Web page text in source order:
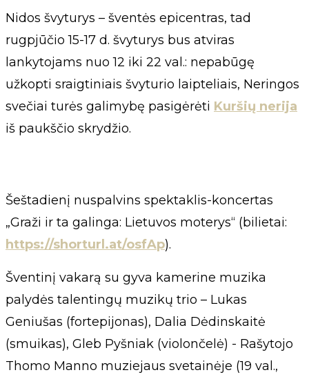
Nidos švyturys – šventės epicentras, tad
rugpjūčio 15-17 d. švyturys bus atviras
lankytojams nuo 12 iki 22 val.: nepabūgę
užkopti sraigtiniais švyturio laipteliais, Neringos
svečiai turės galimybę pasigėrėti Kuršių nerija
iš paukščio skrydžio.
Šeštadienį nuspalvins spektaklis-koncertas
„Graži ir ta galinga: Lietuvos moterys“ (bilietai:
https://shorturl.at/osfAp).
Šventinį vakarą su gyva kamerine muzika
palydės talentingų muzikų trio – Lukas
Geniušas (fortepijonas), Dalia Dėdinskaitė
(smuikas), Gleb Pyšniak (violončelė) - Rašytojo
Thomo Manno muziejaus svetainėje (19 val.,